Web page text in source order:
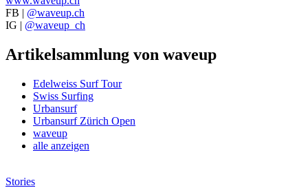
FB | @waveup.ch
IG | @waveup_ch
Artikelsammlung von waveup
Edelweiss Surf Tour
Swiss Surfing
Urbansurf
Urbansurf Zürich Open
waveup
alle anzeigen
Stories